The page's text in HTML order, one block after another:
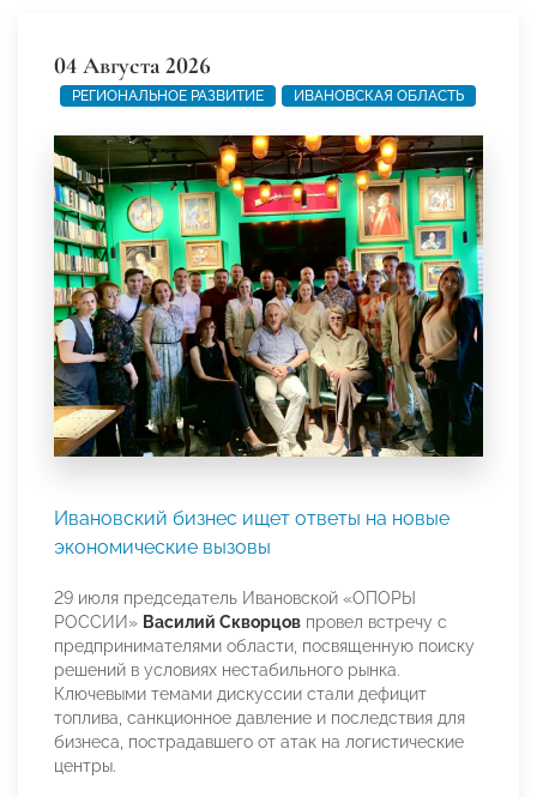
04 Августа 2026
РЕГИОНАЛЬНОЕ РАЗВИТИЕ ИВАНОВСКАЯ ОБЛАСТЬ
Ивановский бизнес ищет ответы на новые
экономические вызовы
29 июля председатель Ивановской «ОПОРЫ
РОССИИ» Василий Скворцов провел встречу с
предпринимателями области, посвященную поиску
решений в условиях нестабильного рынка.
Ключевыми темами дискуссии стали дефицит
топлива, санкционное давление и последствия для
бизнеса, пострадавшего от атак на логистические
центры.